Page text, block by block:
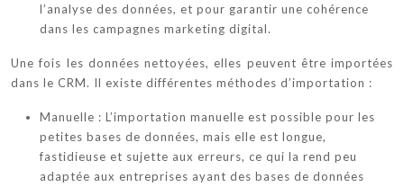
l’analyse des données, et pour garantir une cohérence
dans les campagnes marketing digital.
Une fois les données nettoyées, elles peuvent être importées
dans le CRM. Il existe différentes méthodes d’importation :
Manuelle : L’importation manuelle est possible pour les
petites bases de données, mais elle est longue,
fastidieuse et sujette aux erreurs, ce qui la rend peu
adaptée aux entreprises ayant des bases de données